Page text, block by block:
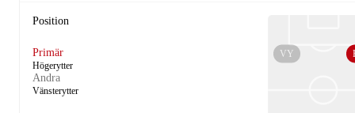
Position
Primär
Högerytter
Andra
Vänsterytter
VY